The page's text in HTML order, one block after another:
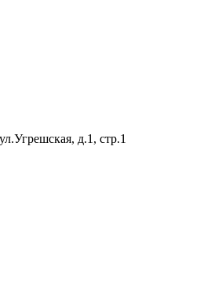
д.1, стр.1